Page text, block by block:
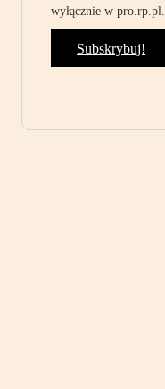
wyłącznie w pro.rp.pl.
Subskrybuj!